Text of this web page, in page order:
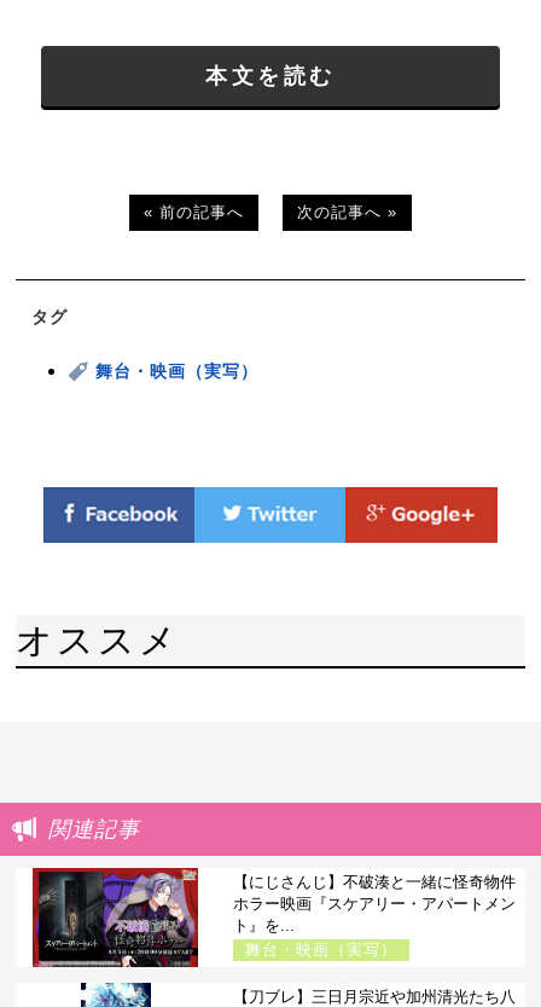
本文を読む
« 前の記事へ 次の記事へ »
タグ
舞台・映画（実写）
オススメ
関連記事
【にじさんじ】不破湊と一緒に怪奇物件
ホラー映画『スケアリー・アパートメン
ト』を...
舞台・映画（実写）
【刀ブレ】三日月宗近や加州清光たち八